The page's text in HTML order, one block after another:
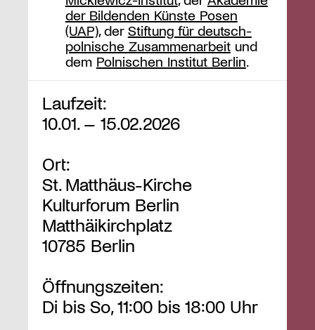
der Bildenden Künste Posen
(UAP), der Stiftung für deutsch-
polnische Zusammenarbeitund
dem Polnischen Institut Berlin.
Laufzeit:
10.01. – 15.02.2026
Ort:
St. Matthäus-Kirche
Kulturforum Berlin
Matthäikirchplatz
10785 Berlin
Öffnungszeiten:
Di bis So, 11:00 bis 18:00 Uhr